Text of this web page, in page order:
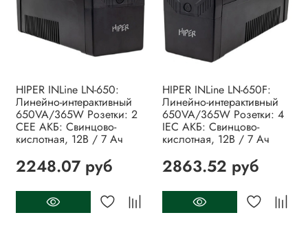
HIPER INLine LN-650:
Линейно-интерактивный
650VA/365W Розетки: 2
CEE АКБ: Свинцово-
кислотная, 12В / 7 Ач
2248.07 руб
HIPER INLine LN-650F:
Линейно-интерактивный
650VA/365W Розетки: 4
IEC АКБ: Свинцово-
кислотная, 12В / 7 Ач
2863.52 руб